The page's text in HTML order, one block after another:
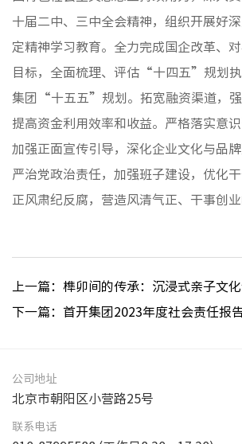
十届二中、三中全会精神，组织开展好
定精神学习教育。全力完成国企改革、
目标，全面梳理、评估“十四五”规划执
集团“十五五”规划。拓宽融资渠道，强
提高资金利用效率和收益。严格落实意识
加强正面宣传引导，深化企业文化与品
严治党政治责任，加强班子建设，优化
正风肃纪反腐，营造风清气正、干事创业
下一篇：首开集团2023年度社会责任报
公司地址
北京市朝阳区小营路25号
联系电话